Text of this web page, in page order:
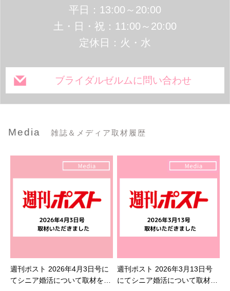
平日：13:00～20:00
土・日・祝：11:00～20:00
定休日：火・水
ブライダルゼルムに問い合わせ
Media 雑誌＆メディア取材履歴
週刊ポスト 2026年4月3日号に
てシニア婚活について取材を受
週刊ポスト 2026年3月13日号
にてシニア婚活について取材を